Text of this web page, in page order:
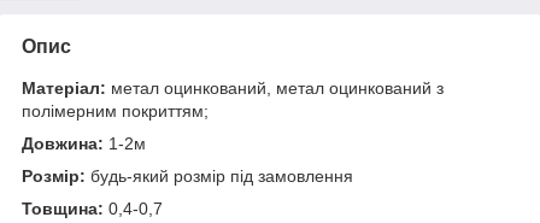
Опис
Матеріал: метал оцинкований, метал оцинкований з
полімерним покриттям;
Довжина: 1-2м
Розмір: будь-який розмір під замовлення
Товщина: 0,4-0,7